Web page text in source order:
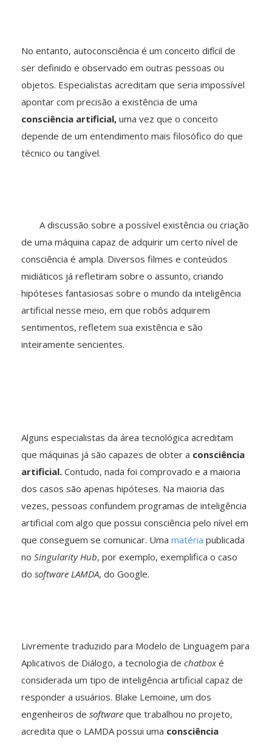
No entanto, autoconsciência é um conceito difícil de
ser definido e observado em outras pessoas ou
objetos. Especialistas acreditam que seria impossível
apontar com precisão a existência de uma
consciência artificial, uma vez que o conceito
depende de um entendimento mais filosófico do que
técnico ou tangível.
A discussão sobre a possível existência ou criação
de uma máquina capaz de adquirir um certo nível de
consciência é ampla. Diversos filmes e conteúdos
midiáticos já refletiram sobre o assunto, criando
hipóteses fantasiosas sobre o mundo da inteligência
artificial nesse meio, em que robôs adquirem
sentimentos, refletem sua existência e são
inteiramente sencientes.
Alguns especialistas da área tecnológica acreditam
que máquinas já são capazes de obter a consciência
artificial. Contudo, nada foi comprovado e a maioria
dos casos são apenas hipóteses. Na maioria das
vezes, pessoas confundem programas de inteligência
artificial com algo que possui consciência pelo nível em
que conseguem se comunicar. Uma matéria publicada
no Singularity Hub, por exemplo, exemplifica o caso
do software LAMDA, do Google.
Livremente traduzido para Modelo de Linguagem para
Aplicativos de Diálogo, a tecnologia de chatboxé
considerada um tipo de inteligência artificial capaz de
responder a usuários. Blake Lemoine, um dos
engenheiros de software que trabalhou no projeto,
acredita que o LAMDA possui uma consciência